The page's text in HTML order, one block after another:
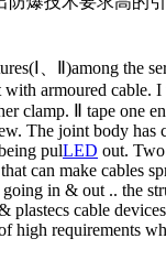
、Ⅱ)among the
armoured cable. I
clamp. Ⅱ tape one
The joint body has
pulLED out.
can make cables
in & out .. the
plastecs cable
high requirements